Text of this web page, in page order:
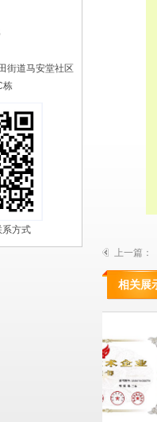
街道马安堂社区
栋
系方式
上一篇：
相关展